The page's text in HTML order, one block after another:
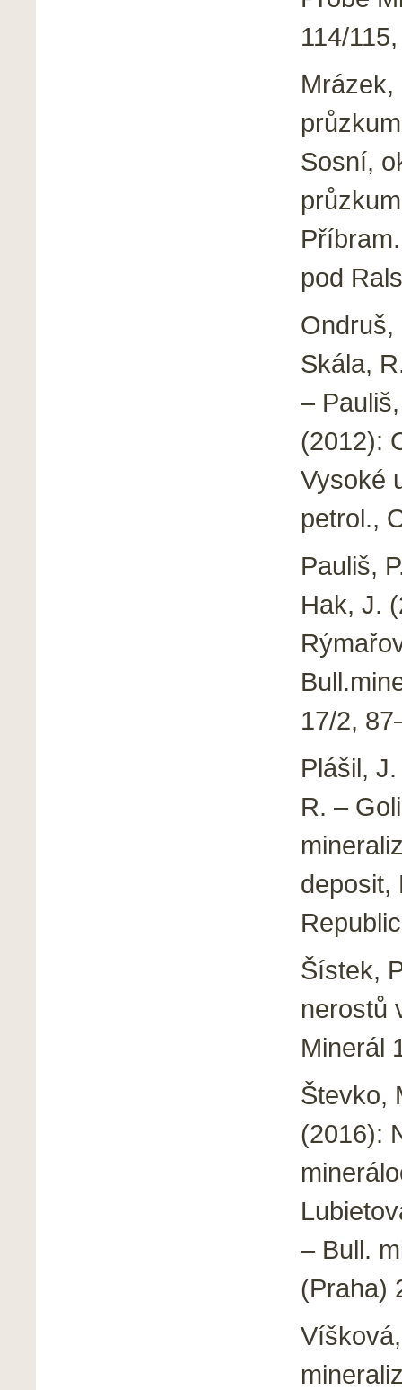
114/
Mrázek,
Sosní,
pod
Ondruš,
Skála,
–
(2012):
Vysoké
petrol.,
Pauliš,
Hak, J.
17/2,
Plášil,
R. –
deposit,
Šístek,
nerostů
Minerál
Števko,
(2016):
– Bull.
(Praha)